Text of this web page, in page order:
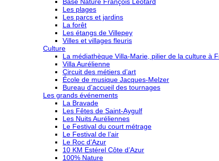
Les plages
Les parcs et jardins
La forêt
Les étangs de Villepey
Villes et villages fleuris
Culture
La médiathèque Villa-Marie, pilier de la culture à
Villa Aurélienne
Circuit des métiers d’art
École de musique Jacques-Melzer
Bureau d’accueil des tournages
Les grands événements
La Bravade
Les Fêtes de Saint-Aygulf
Les Nuits Auréliennes
Le Festival du court métrage
Le Festival de l’air
Le Roc d’Azur
10 KM Estérel Côte d’Azur
100% Nature